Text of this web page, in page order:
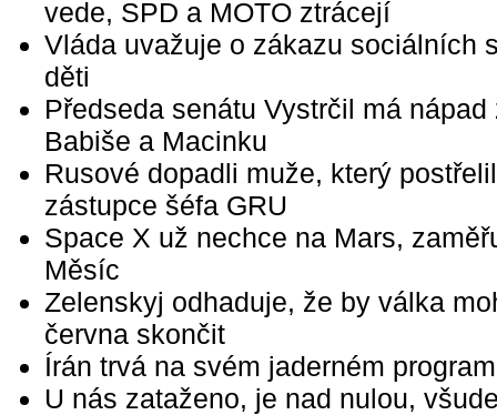
vede, SPD a MOTO ztrácejí
Vláda uvažuje o zákazu sociálních
děti
Předseda senátu Vystrčil má nápad
Babiše a Macinku
Rusové dopadli muže, který postřelil
zástupce šéfa GRU
Space X už nechce na Mars,
Měsíc
Zelenskyj odhaduje, že by válka
června skončit
Írán trvá na svém jaderném
U nás zataženo, je nad nulou,